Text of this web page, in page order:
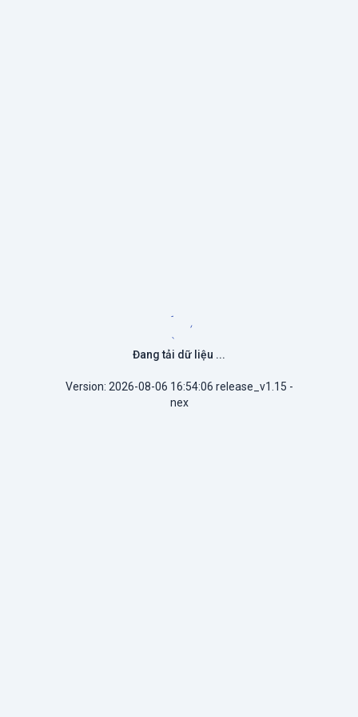
Đang tải dữ liệu ...
Version: 2026-08-06 16:54:06 release_v1.15 -
nex